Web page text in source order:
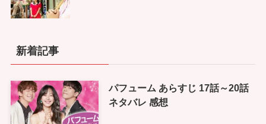
新着記事
パフューム あらすじ 17話～20話
ネタバレ 感想